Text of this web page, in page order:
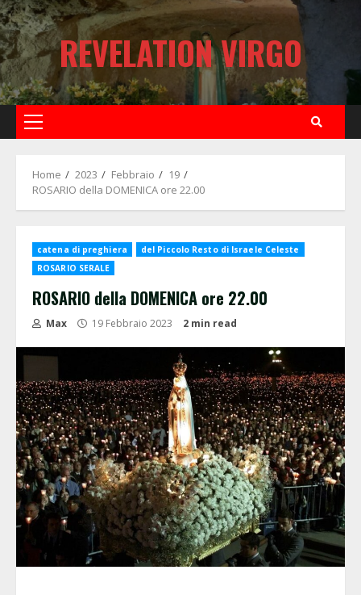
Skip
to
content
REVELATION VIRGO
Primary
Home 2023 Febbraio
19
ROSARIO della DOMENICA ore 22.00
catena di preghiera
del Piccolo Resto di Israele Celeste
ROSARIO SERALE
ROSARIO della DOMENICA ore 22.00
Max 19 Febbraio 2023 2 min read